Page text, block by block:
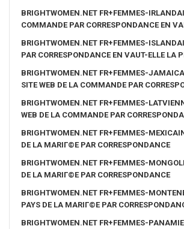
BRIGHTWOMEN.NET FR+FEMMES-
COMMANDE PAR CORRESPONDANCE EN
BRIGHTWOMEN.NET FR+FEMMES-
PAR CORRESPONDANCE EN VAUT-ELLE LA
BRIGHTWOMEN.NET FR+FEMMES-
SITE WEB DE LA COMMANDE PAR
BRIGHTWOMEN.NET FR+FEMMES-
WEB DE LA COMMANDE PAR
BRIGHTWOMEN.NET FR+FEMMES-
DE LA MARIГ©E PAR CORRESPONDANCE
BRIGHTWOMEN.NET FR+FEMMES-
DE LA MARIГ©E PAR CORRESPONDANCE
BRIGHTWOMEN.NET FR+FEMMES-
PAYS DE LA MARIГ©E PAR
BRIGHTWOMEN.NET FR+FEMMES-